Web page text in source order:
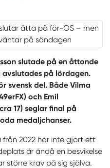
slutade på en åttonde
avslutades på lördagen.
svensk del. Både Vilma
och Emil
17) seglar final på
medaljchanser.
från 2022 har inte gjort ett
är ändå en besvikelse
större krav på sig själva.